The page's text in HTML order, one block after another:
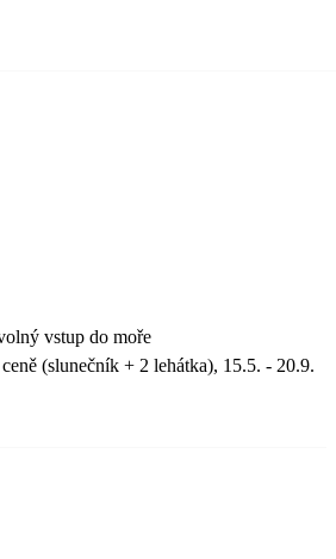
vstup do moře
(slunečník + 2 lehátka), 15.5. - 20.9.